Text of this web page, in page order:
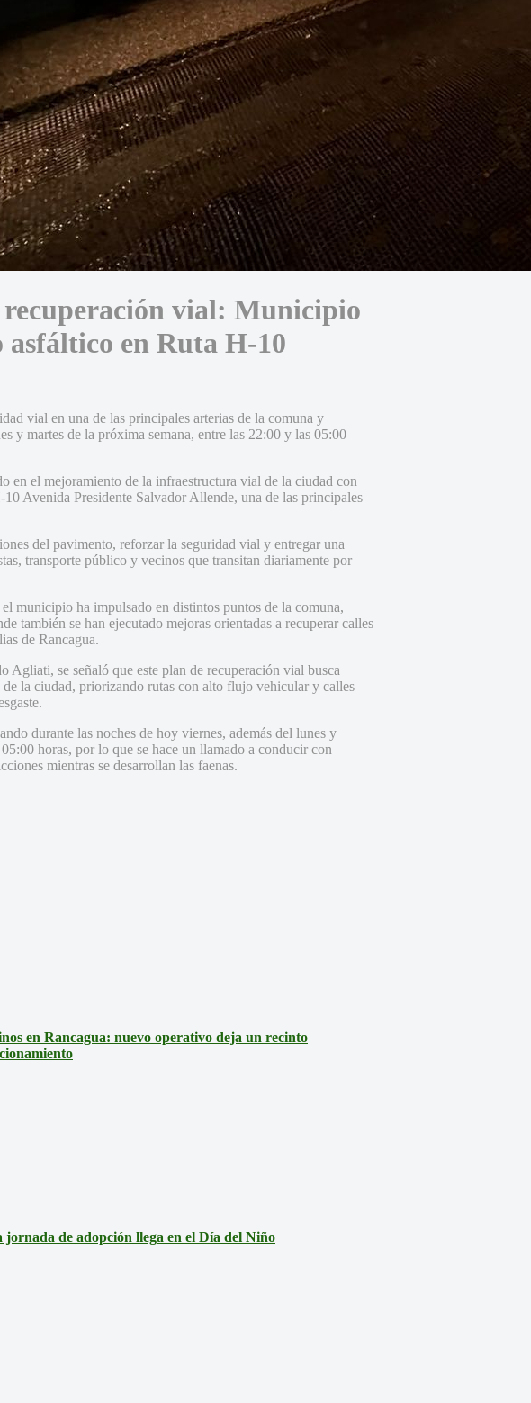
recuperación vial: Municipio
asfáltico en Ruta H-10
vial en una de las principales arterias de la comuna y
y martes de la próxima semana, entre las 22:00 y las 05:00
en el mejoramiento de la infraestructura vial de la ciudad con
Avenida Presidente Salvador Allende, una de las principales
del pavimento, reforzar la seguridad vial y entregar una
transporte público y vecinos que transitan diariamente por
municipio ha impulsado en distintos puntos de la comuna,
también se han ejecutado mejoras orientadas a recuperar calles
de Rancagua.
se señaló que este plan de recuperación vial busca
de la ciudad, priorizando rutas con alto flujo vehicular y calles
durante las noches de hoy viernes, además del lunes y
horas, por lo que se hace un llamado a conducir con
mientras se desarrollan las faenas.
en Rancagua: nuevo operativo deja un recinto
de adopción llega en el Día del Niño